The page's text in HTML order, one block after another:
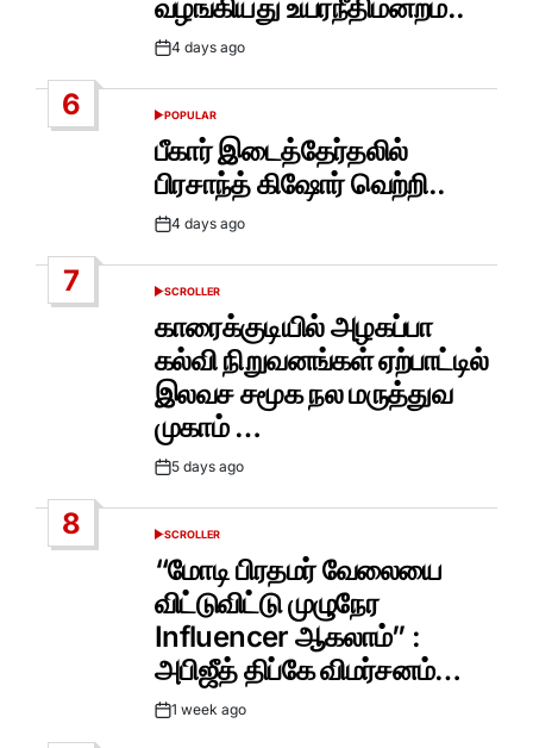
வழங்கியது உயர்நீதிமன்றம்..
Post4 days ago
6
POSTED
IN
POPULAR
பீகார் இடைத்தேர்தலில்
பிரசாந்த் கிஷோர் வெற்றி..
Post4 days ago
7
POSTED
SCROLLER
காரைக்குடியில் அழகப்பா
கல்வி நிறுவனங்கள் ஏற்பாட்டில்
இலவச சமூக நல மருத்துவ
முகாம் …
Post5 days ago
8
POSTED
IN
SCROLLER
“மோடி பிரதமர் வேலையை
விட்டுவிட்டு முழுநேர
Influencer ஆகலாம்” :
அபிஜீத் திப்கே விமர்சனம்…
Post1 week ago